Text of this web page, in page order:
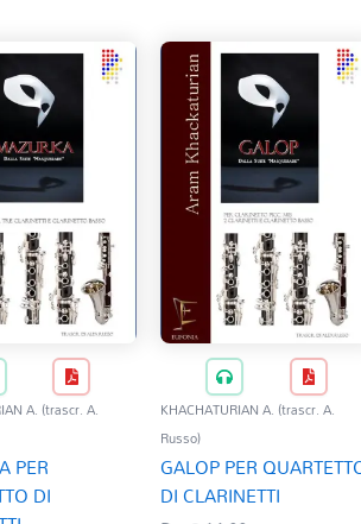
A. (trascr. A.
PER
DI
KHACHATURIAN A. (trascr. A.
Russo)
GALOP PER
DI CLARINETTI